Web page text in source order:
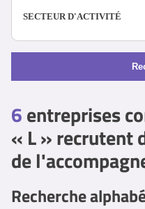
SECTEUR D'ACTIVITÉ
6entreprises
« L » recrutent
de
Recherche